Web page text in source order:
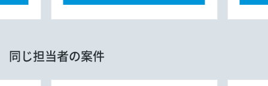
同じ担当者の案件